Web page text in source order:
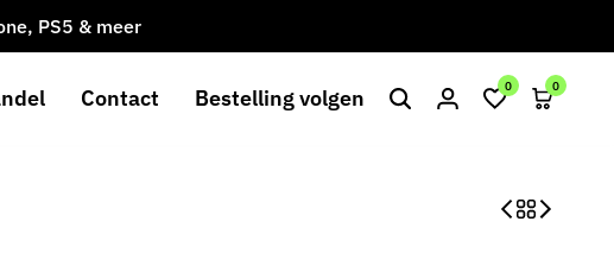
PS5 & meer
Contact Bestelling volgen 0 0